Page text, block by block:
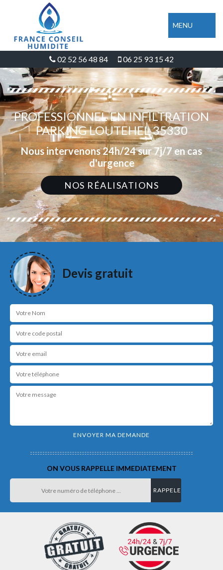
MENU
02 52 56 48 84 06 25 93 15 42
PROFESSIONNEL EN INFILTRATION
PARKING LOUTEHEL 35330
Nous intervenons 24h/24 sur 7j/7 en cas
d'urgence
NOS RÉALISATIONS
Devis gratuit
ON VOUS RAPPELLE IMMEDIATEMENT